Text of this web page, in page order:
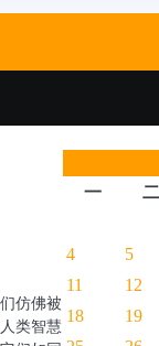
仿佛被
类智慧
一
二
4
5
11
12
18
19